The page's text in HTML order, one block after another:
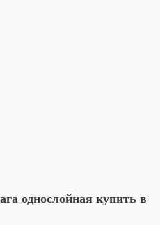
однослойная купить в